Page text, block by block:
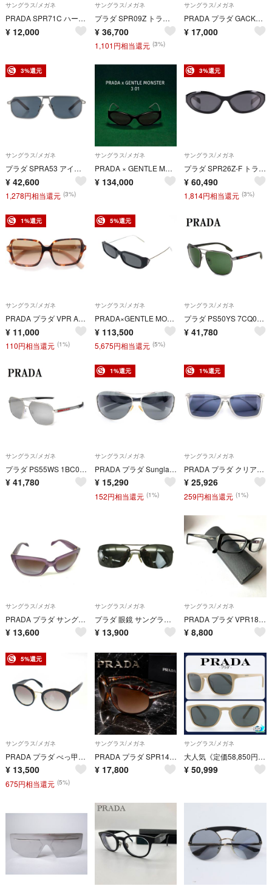
サングラス/メガネ
PRADA SPR71C ハーフリムサングラス 度無し ギャンティカード
¥ 12,000
サングラス/メガネ
プラダ SPR09Z トライアングルプレートテンプルスクエアサングラス メンズ 54□18 140
¥ 36,700
1,101円相当還元 (3%)
サングラス/メガネ
PRADA プラダ GACKT SPR14G 2AU サングラス 箱付
¥ 17,000
3%還元
サングラス/メガネ
プラダ SPRA53 アイコニックメタルプラークサングラス メンズ 59□17
¥ 42,600
1,278円相当還元 (3%)
サングラス/メガネ
PRADA × GENTLE MONSTER 3 01 サングラス 完売モデル
¥ 134,000
3%還元
サングラス/メガネ
プラダ SPR26Z-F トライアングルロゴサングラス メンズ 56□15 145
¥ 60,490
1,814円相当還元 (3%)
1%還元
サングラス/メガネ
PRADA プラダ VPR A02-F スクエアフレーム メガネ 眼鏡 カラーレンズ ブラウン/ピンク
¥ 11,000
110円相当還元 (1%)
5%還元
サングラス/メガネ
PRADA×GENTLE MONSTER プラダ ジェントルモンスター 01 サングラス アイウェア ブラック 54□17 135
¥ 113,500
5,675円相当還元 (5%)
サングラス/メガネ
プラダ PS50YS 7CQ06U 62 PRADA サングラス 紫外線カット メンズ レディース グリーン ガンメタル
¥ 41,780
サングラス/メガネ
プラダ PS55WS 1BC07F 60 PRADA サングラス リネア ロッサ メンズ ミラー ライトグレー シルバー
¥ 41,780
1%還元
サングラス/メガネ
PRADA プラダ Sunglass SPR641 サングラス アイウェア 眼鏡 ブラック SPR64I
¥ 15,290
152円相当還元 (1%)
1%還元
サングラス/メガネ
PRADA プラダ クリアフレーム ブルーカラーレンズ アジアンフィット サングラス 眼鏡 アイウェア シルバー/ブルー SPR017-F SPR017-F
¥ 25,926
259円相当還元 (1%)
サングラス/メガネ
PRADA プラダ サングラス アイウェア SPR07P パープル系 プラスチック レディース 美品
¥ 13,600
サングラス/メガネ
プラダ 眼鏡 サングラス メタルフレーム リムレス シルバー色 SPS 50NA
¥ 13,900
サングラス/メガネ
PRADA プラダ VPR18M 黒縁 度入メガネ
¥ 8,800
5%還元
サングラス/メガネ
PRADA プラダ べっ甲柄 ラウンドサングラス SPR05T ブラック 53□23 NAI-500-140
¥ 13,500
675円相当還元 (5%)
サングラス/メガネ
PRADA プラダ SPR14G 廃盤 人気モデル サングラス べっ甲 ブラウン
¥ 17,800
サングラス/メガネ
大人気《定価58,850円！》PRADA／プラダ ベージュ×グレー サングラス
¥ 50,999